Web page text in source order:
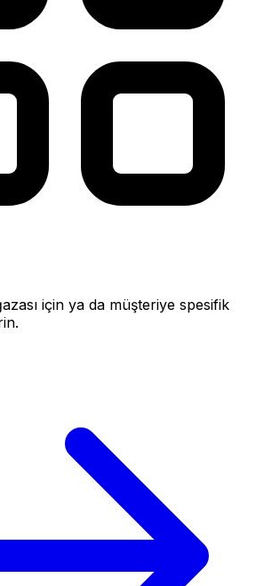
için ya da müşteriye spesifik